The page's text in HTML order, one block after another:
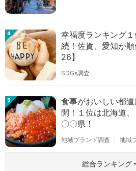
4
幸福度ランキング
続！佐賀、愛知が
26】
SDGs調査
5
食事がおいしい都
開！１位は北海道
〇〇県！
地域ブランド調査 地域
総合ランキング